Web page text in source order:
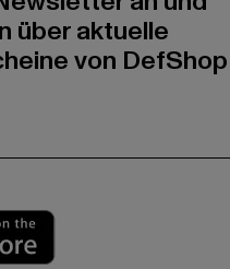
über aktuelle
von DefShop